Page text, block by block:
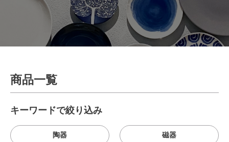
商品一覧
キーワードで絞り込み
陶器 磁器